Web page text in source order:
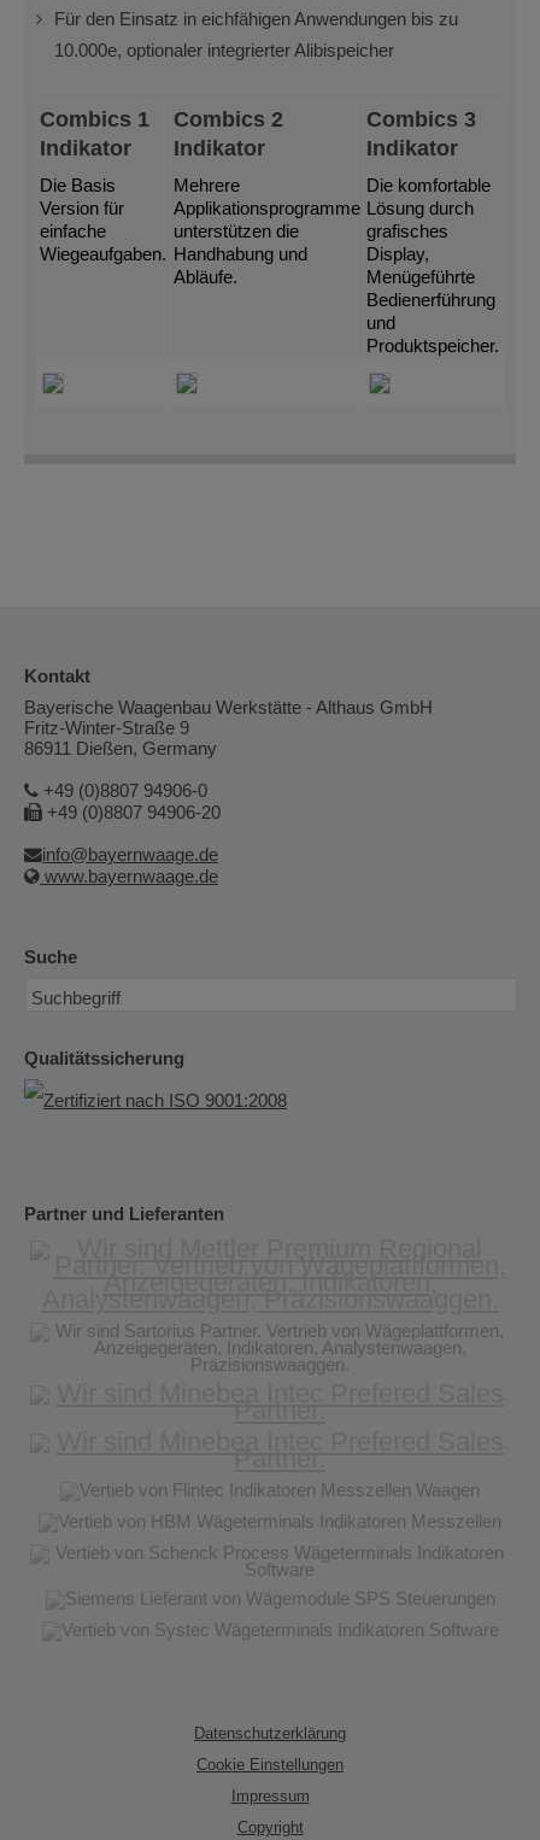
Für den Einsatz in eichfähigen Anwendungen bis zu
10.000e, optionaler integrierter Alibispeicher
Combics 1
Indikator
Die Basis
Version für
einfache
Wiegeaufgaben.
Combics 2
Indikator
Mehrere
Applikationsprogramme
unterstützen die
Handhabung und
Abläufe.
Combics 3
Indikator
Die komfortable
Lösung durch
grafisches
Display,
Menügeführte
Bedienerführung
und
Produktspeicher.
Kontakt
Bayerische Waagenbau Werkstätte - Althaus GmbH
Fritz-Winter-Straße 9
86911 Dießen, Germany
+49 (0)8807 94906-0
+49 (0)8807 94906-20
info@bayernwaage.de
www.bayernwaage.de
Suche
Qualitätssicherung
Partner und Lieferanten
Datenschutzerklärung
Cookie Einstellungen
Impressum
Copyright